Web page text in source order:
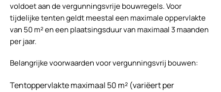
voldoet aan de vergunningsvrije bouwregels. Voor
tijdelijke tenten geldt meestal een maximale oppervlakte
van 50 m² en een plaatsingsduur van maximaal 3 maanden
per jaar.
Belangrijke voorwaarden voor vergunningsvrij bouwen:
Tentoppervlakte maximaal 50 m² (variëert per